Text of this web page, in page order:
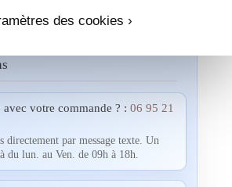
votre commande ? : 06 95 21
directement par message texte. Un
du lun. au Ven. de 09h à 18h.
des cookies ›